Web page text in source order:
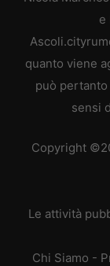
e
quanto viene
può
sensi
Copyright
Le attività
Chi Siamo -